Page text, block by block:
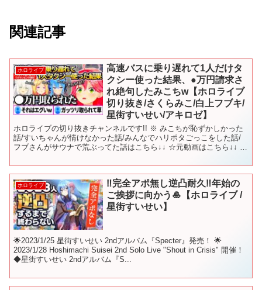
関連記事
ホロライブ
高速バスに乗り遅れて1人だけタ
クシー使った結果、●万円請求さ
れ絶句したみこちw【ホロライブ
切り抜き/さくらみこ/白上フブキ/
星街すいせい/アキロゼ】
ホロライブの切り抜きチャンネルです!! ※ みこちが恥ずかしかった
話/すいちゃんが情けなかった話/みんなでハリポタごっこをした話/
フブさんがサウナで荒ぶってた話はこちら↓↓ ☆元動画はこちら↓↓ 【
ホロライブ
‼完全アポ無し逆凸耐久‼年始の
ご挨拶に向かう🎍【ホロライブ /
星街すいせい】
🌟2023/1/25 星街すいせい 2ndアルバム『Specter』発売！ 🌟
2023/1/28 Hoshimachi Suisei 2nd Solo Live "Shout in Crisis" 開催！
◆星街すいせい 2ndアルバム『S...